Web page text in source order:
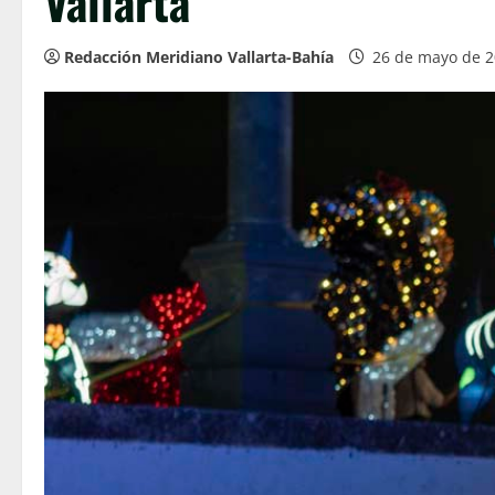
Redacción Meridiano Vallarta-Bahía 26 de mayo de